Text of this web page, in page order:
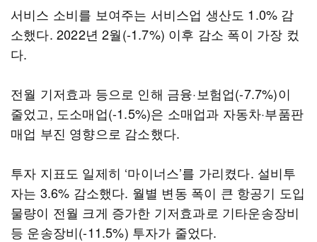
서비스 소비를 보여주는 서비스업 생산도 1.0% 감
소했다. 2022년 2월(-1.7%) 이후 감소 폭이 가장 컸
다.
전월 기저효과 등으로 인해 금융·보험업(-7.7%)이
줄었고, 도소매업(-1.5%)은 소매업과 자동차·부품판
매업 부진 영향으로 감소했다.
투자 지표도 일제히 ‘마이너스’를 가리켰다. 설비투
자는 3.6% 감소했다. 월별 변동 폭이 큰 항공기 도입
물량이 전월 크게 증가한 기저효과로 기타운송장비
등 운송장비(-11.5%) 투자가 줄었다.